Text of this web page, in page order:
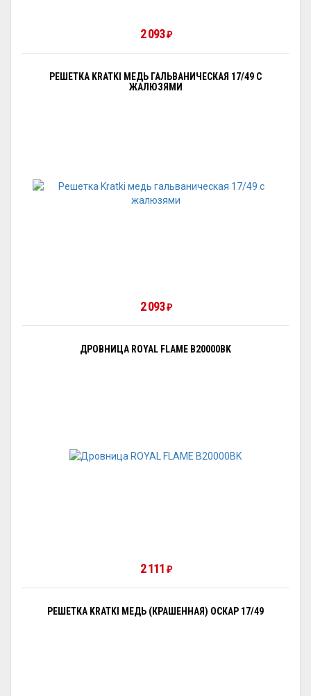
2 093 ₽
РЕШЕТКА KRATKI МЕДЬ ГАЛЬВАНИЧЕСКАЯ 17/49 С
ЖАЛЮЗЯМИ
2 093 ₽
ДРОВНИЦА ROYAL FLAME B20000BK
2 111 ₽
РЕШЕТКА KRATKI МЕДЬ (КРАШЕННАЯ) ОСКАР 17/49